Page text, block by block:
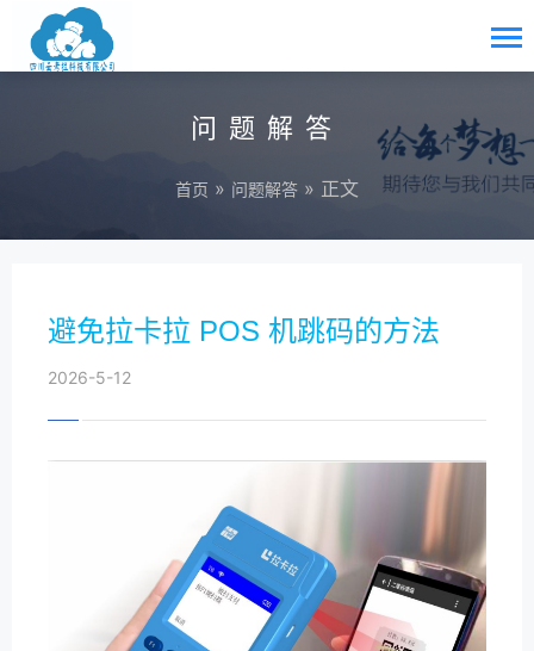
问题解答
首页 » 问题解答 » 正文
避免拉卡拉 POS 机跳码的方法
2026-5-12